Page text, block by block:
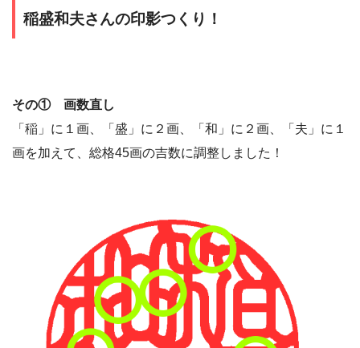
稲盛和夫さんの印影つくり！
その① 画数直し
「稲」に１画、「盛」に２画、「和」に２画、「夫」に１
画を加えて、総格45画の吉数に調整しました！